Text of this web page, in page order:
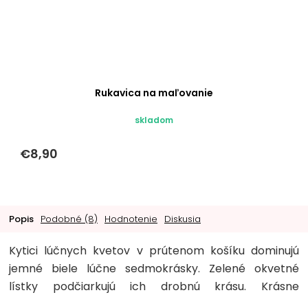
Rukavica na maľovanie
skladom
€8,90
Popis Podobné (8) Hodnotenie Diskusia
Kytici lúčnych kvetov v prútenom košíku dominujú
jemné biele lúčne sedmokrásky. Zelené okvetné
lístky podčiarkujú ich drobnú krásu. Krásne